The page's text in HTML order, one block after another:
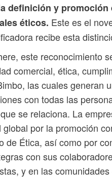
definición y promoción
éticos. Este es el
recibe esta
este reconocimiento
comercial, ética,
las cuales generan
con todas las
se relaciona. La
por la promoción
de Ética, así como por
con sus
y en las